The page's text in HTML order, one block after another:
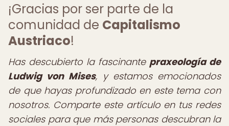
¡Gracias por ser parte de la
comunidad de Capitalismo
Austriaco!
Has descubierto la fascinante praxeología de
Ludwig von Mises, y estamos emocionados
de que hayas profundizado en este tema con
nosotros. Comparte este artículo en tus redes
sociales para que más personas descubran la